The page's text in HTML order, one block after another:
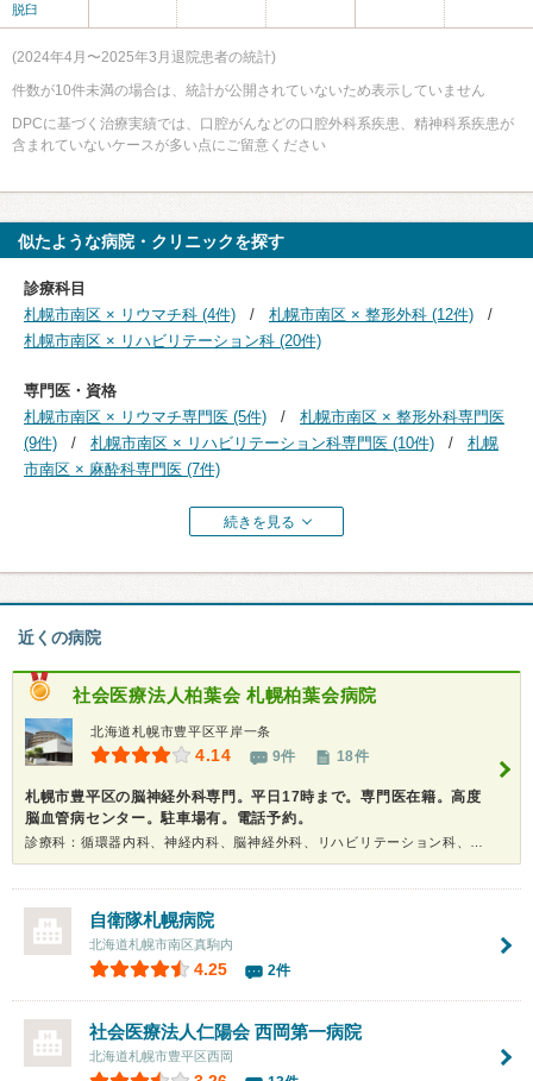
脱臼
(2024年4月〜2025年3月退院患者の統計)
件数が10件未満の場合は、統計が公開されていないため表示していません
DPCに基づく治療実績では、口腔がんなどの口腔外科系疾患、精神科系疾患が
含まれていないケースが多い点にご留意ください
似たような病院・クリニックを探す
診療科目
札幌市南区 × リウマチ科 (4件)
札幌市南区 × 整形外科 (12件)
札幌市南区 × リハビリテーション科 (20件)
専門医・資格
札幌市南区 × リウマチ専門医 (5件)
札幌市南区 × 整形外科専門医
(9件)
札幌市南区 × リハビリテーション科専門医 (10件)
札幌
市南区 × 麻酔科専門医 (7件)
続きを見る
近くの病院
社会医療法人柏葉会 札幌柏葉会病院
北海道札幌市豊平区平岸一条
4.14 9件 18件
札幌市豊平区の脳神経外科専門。平日17時まで。専門医在籍。高度
脳血管病センター。駐車場有。電話予約。
自衛隊札幌病院
北海道札幌市南区真駒内
4.25 2件
社会医療法人仁陽会 西岡第一病院
北海道札幌市豊平区西岡